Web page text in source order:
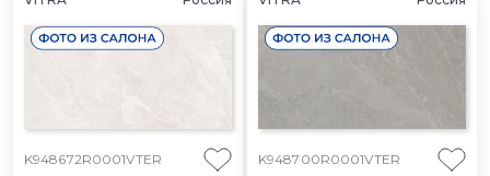
K948672R0001VTER K948700R0001VTER